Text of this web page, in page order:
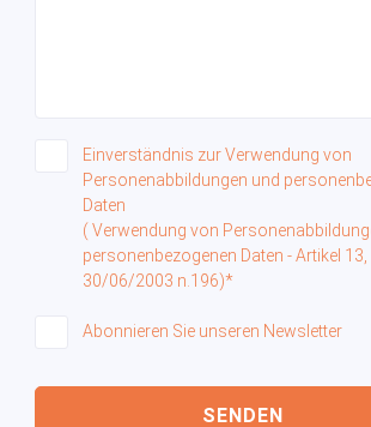
Einverständnis zur Verwendung von
Personenabbildungen und
Daten
( Verwendung von
personenbezogenen Daten - Artikel 13,
30/06/2003 n.196)*
Abonnieren Sie unseren Newsletter
SENDEN